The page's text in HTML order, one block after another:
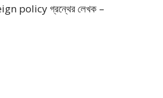
policy গ্রন্থের লেখক –